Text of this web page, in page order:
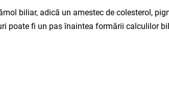
biliar, adică un amestec de colesterol,
poate fi un pas înaintea formării calculilor